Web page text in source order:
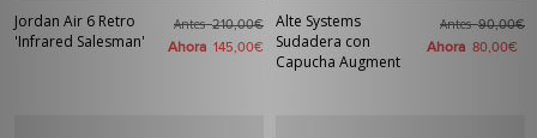
Jordan Air 6 Retro
'Infrared Salesman'
Antes210,00€
Ahora 145,00€
Alte Systems
Sudadera con
Capucha Augment
Antes90,00€
Ahora 80,00€